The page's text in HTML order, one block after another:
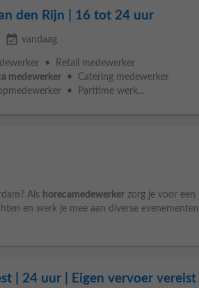
den Rijn | 16 tot 24 uur
event_available vandaag
• Retail medewerker
medewerker • Catering medewerker
• Parttime werk...
Als horecamedewerker zorg je voor een
en werk je mee aan diverse evenementen
| 24 uur | Eigen vervoer vereist